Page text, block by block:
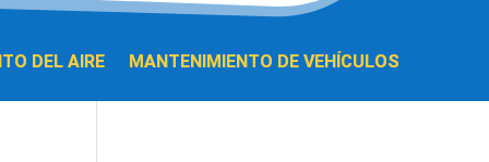
DEL AIRE MANTENIMIENTO DE VEHÍCULOS